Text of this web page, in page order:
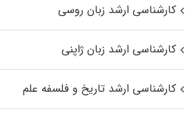
کارشناسی ارشد زبان روسی
کارشناسی ارشد زبان ژاپنی
کارشناسی ارشد تاریخ و فلسفه علم